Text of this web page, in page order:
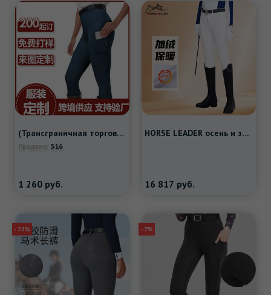
(Трансграничная торговля), штаны с молнией, комбинезон для тренировок, делается под заказ, в обтяжку
Продано: 516
1 260 руб.
HORSE LEADER осень и зима плюс тонкие бархатные штаны для верховой езды, женские профессиональные конные штаны для соревнований
16 817 руб.
- 22% - 7%